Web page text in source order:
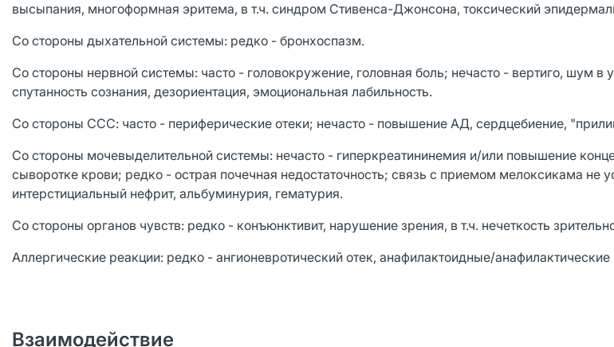
высыпания, многоформная эритема, в т.ч. синдром Стивенса-Джонсона, токсический
Со стороны дыхательной системы: редко - бронхоспазм.
Со стороны нервной системы: часто - головокружение, головная боль; нечасто - вертиго, шум в
спутанность сознания, дезориентация, эмоциональная лабильность.
Со стороны ССС: часто - периферические отеки; нечасто - повышение АД, сердцебиение,
Со стороны мочевыделительной системы: нечасто - гиперкреатининемия и/или повышение
сыворотке крови; редко - острая почечная недостаточность; связь с приемом мелоксикама не
интерстициальный нефрит, альбуминурия, гематурия.
Со стороны органов чувств: редко - конъюнктивит, нарушение зрения, в т.ч. нечеткость
Аллергические реакции: редко - ангионевротический отек, анафилактоидные/анафилактические
Взаимодействие